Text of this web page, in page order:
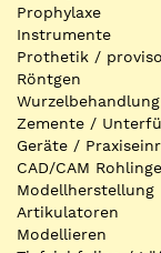
Prophylaxe
Instrumente
Prothetik /
Röntgen
Wurzelbehandlung
Zemente /
Geräte /
CAD/CAM Rohlinge
Modellherstellung
Artikulatoren
Modellieren